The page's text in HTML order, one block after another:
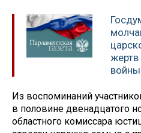
жертв
войны
Из воспоминаний
в половине двенадцатого
областного комиссара